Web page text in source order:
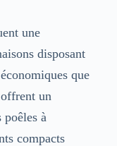
une
disposant
que
un
à
compacts